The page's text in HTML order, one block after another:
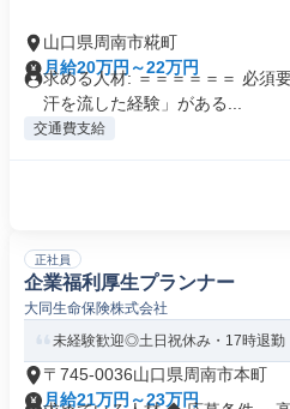
山口県周南市糀町
月給20万円～22万円
求める人材: ＝＝＝＝＝＝ 必須
汗を流した経験」がある...
交通費支給
正社員
企業福利厚生プランナー
大同生命保険株式会社
未経験歓迎◎土日祝休み・17時退勤
〒745-0036山口県周南市本町
月給21万円～23万円